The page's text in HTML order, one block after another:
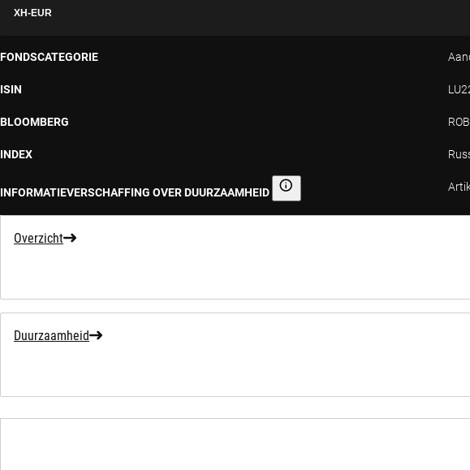
XH-EUR
FONDSCATEGORIE
ISIN
BLOOMBERG
INDEX
INFORMATIEVERSCHAFFING OVER DUURZAAMHEID Informatieverschaffing over
Overzicht
Duurzaamheid